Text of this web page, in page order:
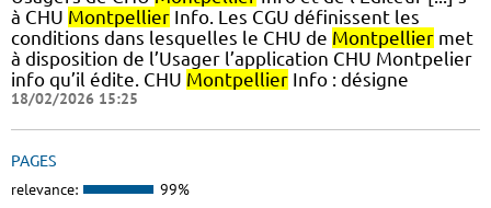
à CHU Montpellier Info. Les CGU définissent les
conditions dans lesquelles le CHU de Montpellier met
à disposition de l’Usager l’application CHU Montpelier
info qu’il édite. CHU Montpellier Info : désigne
18/02/2026 15:25
PAGES
relevance: 99%